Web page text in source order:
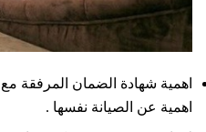
اهمية شهادة الضمان المرفقة مع
اهمية عن الصيانة نفسها .